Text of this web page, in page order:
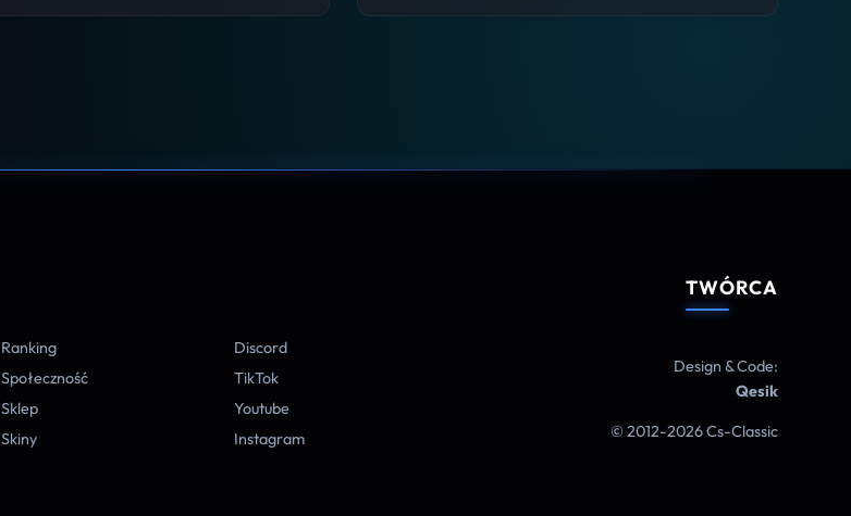
Ranking
Społeczność
Sklep
Skiny
Discord
TikTok
Youtube
Instagram
TWÓRCA
Design & Code:
Qesik
© 2012-2026 Cs-Classic